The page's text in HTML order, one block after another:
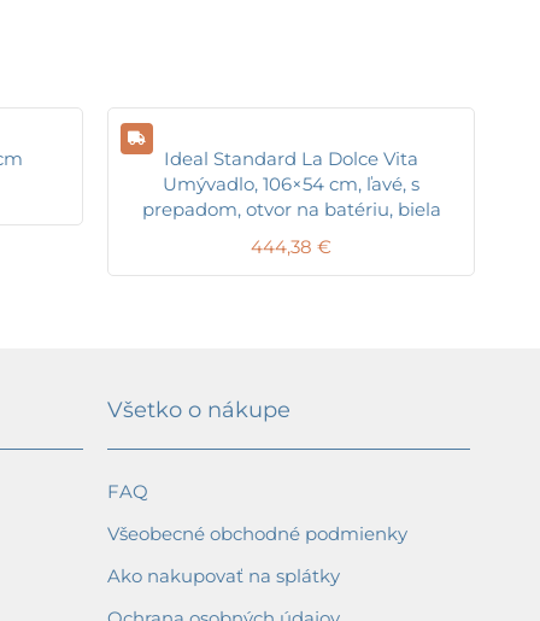
Ideal Standard La Dolce Vita
Umývadlo, 106×54 cm, ľavé, s
prepadom, otvor na batériu, biela
444,38 €
Všetko o nákupe
FAQ
Všeobecné obchodné podmienky
Ako nakupovať na splátky